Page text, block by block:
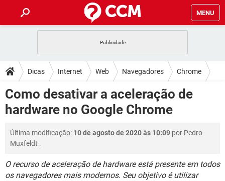
MENU
CELULAR FACEBOOK
OUTLOOK EXCEL
INSTAGRAM GMAIL
DICAS
JOGOS
CELULAR FACEBOOK
INSTAGRAM GMAIL
DOWNLOADS
JOGOS WHATSAPP
OUTLOOK
INSTAGRAM
GUIA DE COMPRAS
FÓRUM
JOGOS WHATSAPP
OUTLOOK EXCEL
GLOSSÁRIO
JOGOS WHATSAPP
CELULAR FACEBOOK
Dicas Internet Web Navegadores Chrome
Como desativar a aceleração de
hardware no Google Chrome
Última modificação: 10 de agosto de 2020 às 10:09 por Pedro
Muxfeldt .
O recurso de aceleração de hardware está presente em todos
os navegadores mais modernos. Seu objetivo é utilizar